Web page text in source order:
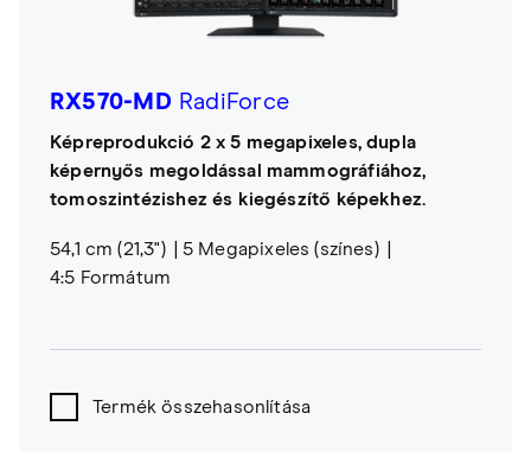
RX570-MD RadiForce
Képreprodukció 2 x 5 megapixeles, dupla
képernyős megoldással mammográfiához,
tomoszintézishez és kiegészítő képekhez.
54,1 cm (21,3")
5 Megapixeles (színes)
4:5 Formátum
Termék összehasonlítása